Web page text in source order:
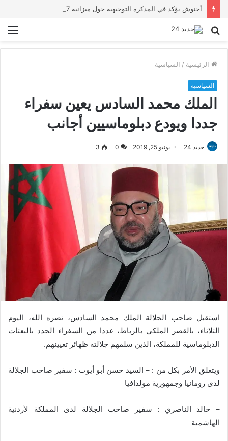
بحث
الرئيسية / السياسية
السياسية
الملك محمد السادس يعين سفراء
جددا ويودع دبلوماسيين أجانب
جديد 24 يونيو 25, 2019 0
3
استقبل صاحب الجلالة الملك محمد السادس، نصره الله، اليوم
الثلاثاء، بالقصر الملكي بالرباط، عددا من السفراء الجدد بالبعثات
الدبلوماسية للمملكة، الذين سلمهم جلالته ظهائر تعيينهم.
ويتعلق الأمر بكل من : – السيد حسن أبو أيوب : سفير صاحب الجلالة
لدى رومانيا وجمهورية مولدافيا
– خالد الناصري : سفير صاحب الجلالة لدى المملكة لأردنية
الهاشمية